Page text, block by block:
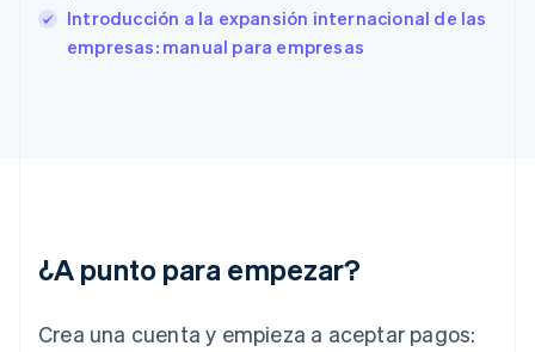
Introducción a la expansión internacional de las
empresas: manual para empresas
¿A punto para empezar?
Crea una cuenta y empieza a aceptar pagos:
Finlandia
EnglishSvenska
India
English